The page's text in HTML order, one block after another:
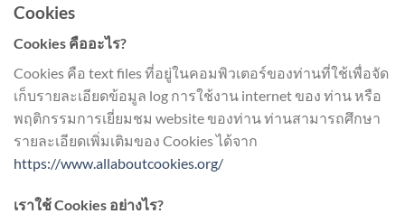
Cookies
Cookies คืออะไร?
Cookies คือ text files ที่อยู่ในคอมพิวเตอร์ของท่านที่ใช้เพื่อจัด
เก็บรายละเอียดข้อมูล log การใช้งาน internet ของ ท่าน หรือ
พฤติกรรมการเยี่ยมชม website ของท่าน ท่านสามารถศึกษา
รายละเอียดเพิ่มเติมของ Cookies ได้จาก
https://www.allaboutcookies.org/
เราใช้ Cookies อย่างไร?